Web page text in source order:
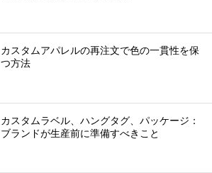
カスタムアパレルの再注文で色の一貫性を保
つ方法
カスタムラベル、ハングタグ、パッケージ：
ブランドが生産前に準備すべきこと